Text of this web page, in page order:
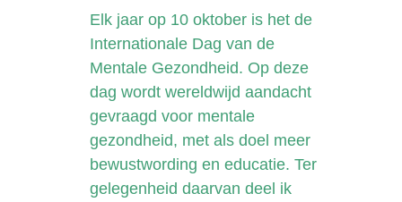
Elk jaar op 10 oktober is het de
Internationale Dag van de
Mentale Gezondheid. Op deze
dag wordt wereldwijd aandacht
gevraagd voor mentale
gezondheid, met als doel meer
bewustwording en educatie. Ter
gelegenheid daarvan deel ik